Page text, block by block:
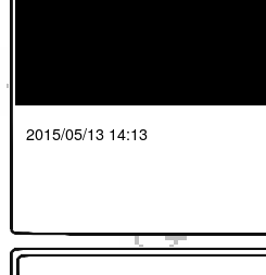
2015/05/13 14:13